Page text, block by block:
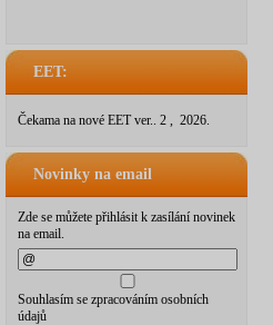
EET:
Čekama na nové EET ver.. 2 , 2026.
Novinky na email
Zde se můžete přihlásit k zasílání novinek
na email.
Souhlasím se zpracováním osobních
údajů